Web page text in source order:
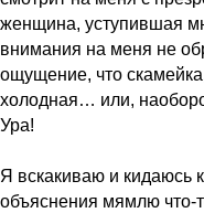
женщина, уступившая
внимания на меня не
ощущение, что
холодная… или,
Ура!
Я вскакиваю и кидаюсь
объяснения мямлю что-